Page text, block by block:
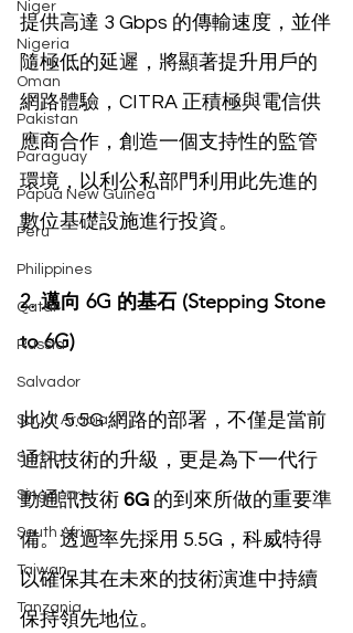
Niger
Nigeria
Oman
Pakistan
Paraguay
Papua New Guinea
Peru
Philippines
Qatar
Russia
Salvador
Saudi Arabia
Serbia
Singapore
South Africa
Taiwan
Tanzania
提供高達 3 Gbps 的傳輸速度，並伴
隨極低的延遲，將顯著提升用戶的
網路體驗，CITRA 正積極與電信供
應商合作，創造一個支持性的監管
環境，以利公私部門利用此先進的
數位基礎設施進行投資。
2. 邁向 6G 的基石 (Stepping Stone
to 6G)
此次 5.5G 網路的部署，不僅是當前
通訊技術的升級，更是為下一代行
動通訊技術 6G 的到來所做的重要準
備。透過率先採用 5.5G，科威特得
以確保其在未來的技術演進中持續
保持領先地位。